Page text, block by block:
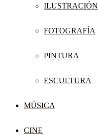
ILUSTRACIÓN
FOTOGRAFÍA
PINTURA
ESCULTURA
MÚSICA
CINE